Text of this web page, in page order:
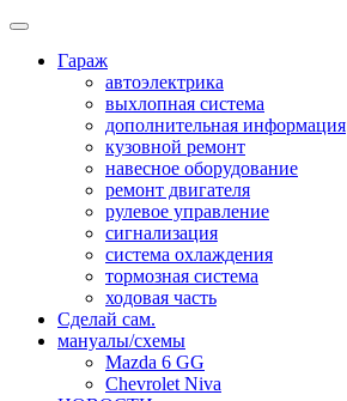
Skip
contentГараж
автоэлектрика
выхлопная система
дополнительная информация
кузовной ремонт
навесное оборудование
ремонт двигателя
рулевое управление
сигнализация
система охлаждения
тормозная система
ходовая часть
Сделай сам.
мануалы/схемы
Mazda 6 GG
Chevrolet Niva